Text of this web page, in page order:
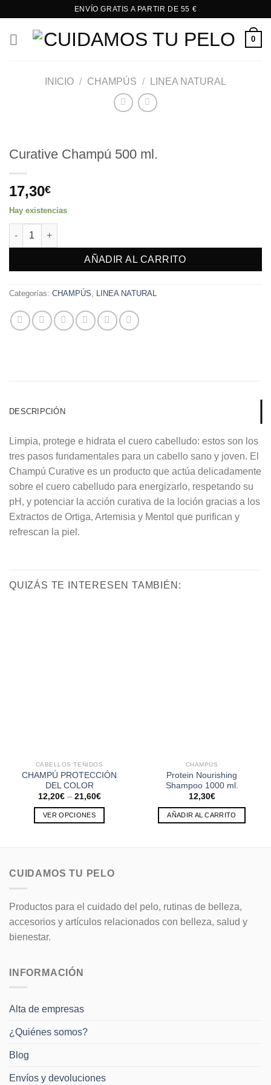
contenido
ENVÍO GRATIS A PARTIR DE 55 €
0
INICIO / CHAMPÚS / LINEA NATURAL
Curative Champú 500 ml.
17,30€
Hay existencias
Curative Champú 500 ml. cantidad
AÑADIR AL CARRITO
Categorías: CHAMPÚS LINEA NATURAL
DESCRIPCIÓN
Limpia, protege e hidrata el cuero cabelludo: estos son los
tres pasos fundamentales para un cabello sano y joven. El
Champú Curative es un producto que actúa delicadamente
sobre el cuero cabelludo para energizarlo, respetando su
pH, y potenciar la acción curativa de la loción gracias a los
Extractos de Ortiga, Artemisia y Mentol que purifican y
refrescan la piel.
QUIZÁS TE INTERESEN TAMBIÉN:
CABELLOS TEÑIDOS
CHAMPÚ PROTECCIÓN
DEL COLOR
12,20€– 21,60€
VER OPCIONES
múltiples
opciones
se
la
producto
CHAMPÚS
Protein Nourishing
Shampoo 1000 ml.
12,30€
AÑADIR AL CARRITO
CUIDAMOS TU PELO
Productos para el cuidado del pelo, rutinas de belleza,
accesorios y artículos relacionados con belleza, salud y
bienestar.
INFORMACIÓN
Alta de empresas
¿Quiénes somos?
Blog
Envíos y devoluciones